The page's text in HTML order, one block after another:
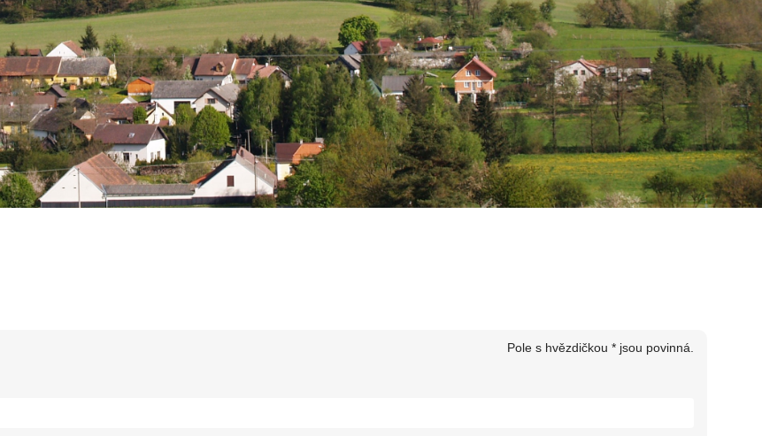
Pole s hvězdičkou * jsou povinná.